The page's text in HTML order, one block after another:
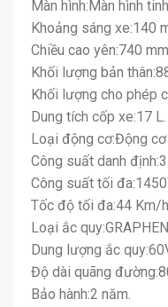
Màn hình:Màn hình
Khoảng sáng xe:140
Chiều cao yên:740
Khối lượng bản
Khối lượng cho phép
Dung tích cốp xe:17 L.
Loại động cơ:Động
Công suất danh
Công suất tối
Tốc độ tối đa:44 Km/
Loại ắc
Dung lượng ắc
Độ dài quãng
Bảo hành:2 năm.